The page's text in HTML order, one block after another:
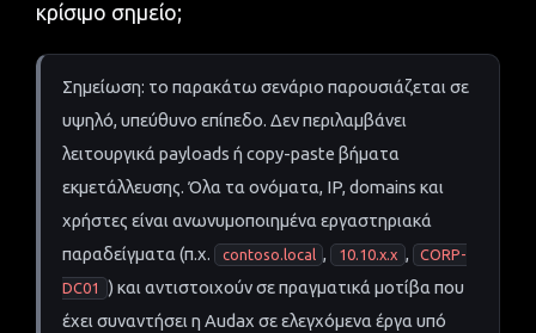
κρίσιμο σημείο;
Σημείωση: το παρακάτω σενάριο παρουσιάζεται σε
υψηλό, υπεύθυνο επίπεδο. Δεν περιλαμβάνει
λειτουργικά payloads ή copy-paste βήματα
εκμετάλλευσης. Όλα τα ονόματα, IP, domains και
χρήστες είναι ανωνυμοποιημένα εργαστηριακά
παραδείγματα (π.χ.
contoso.local , 10.10.x.x ,
CORP-
DC01
) και αντιστοιχούν σε πραγματικά μοτίβα που
έχει συναντήσει η Audax σε ελεγχόμενα έργα υπό